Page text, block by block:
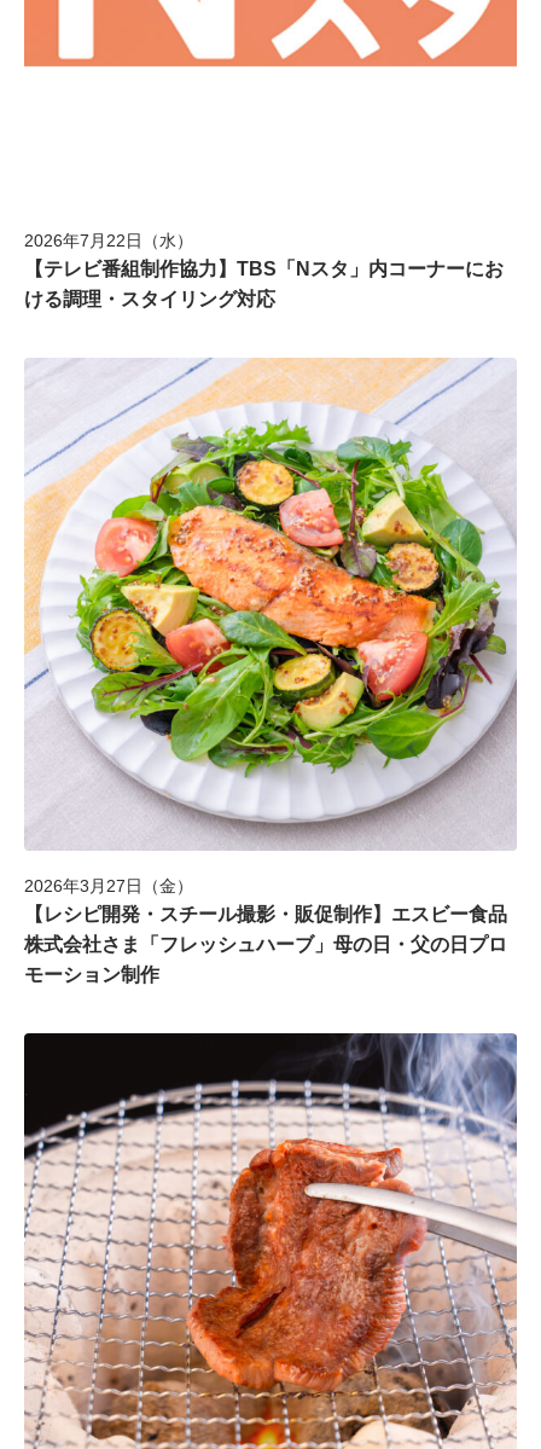
2026年7月22日（水）
【テレビ番組制作協力】TBS「Nスタ」内コーナーにお
ける調理・スタイリング対応
2026年3月27日（金）
【レシピ開発・スチール撮影・販促制作】エスビー食品
株式会社さま「フレッシュハーブ」母の日・父の日プロ
モーション制作